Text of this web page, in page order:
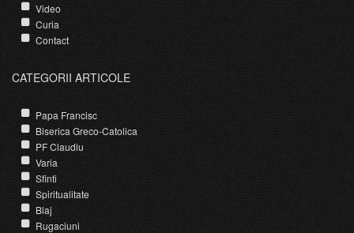
Video
Curia
Contact
CATEGORII ARTICOLE
Papa Francisc
Biserica Greco-Catolica
PF Claudiu
Varia
Sfinti
Spiritualitate
Blaj
Rugaciuni